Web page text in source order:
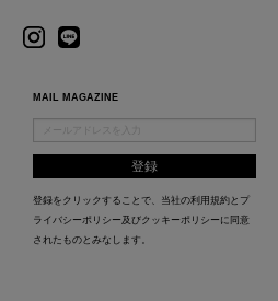
MAIL MAGAZINE
登録をクリックすることで、当社の利用規約 と プ
ライバシーポリシー及びクッキーポリシー に同意
されたものとみなします。